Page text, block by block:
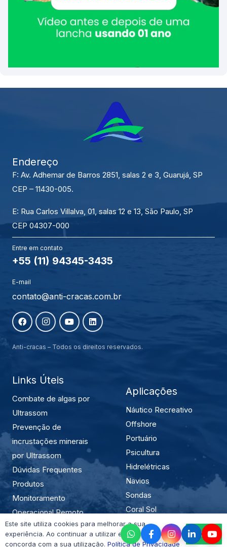
Endereço
F: Av. Adhemar de Barros 2851, salas 2 e 3, Guarujá, SP
CEP – 11430-005.
E: Rua Carlos Villalva, 01, salas 12 e 13, São Paulo, SP
CEP 04307-000
Entre em contato
+55 (11) 94345-3435
E-mail
contato@anti-cracas.com.br
Anti-cracas – Todos os direitos reservados.
Links Úteis
Combate de algas por
Ultrassom
Prevenção de
incrustações minerais
por Ultrassom
Dúvidas Frequentes
Produtos
Monitoramento
Operacional Remoto
Políticas de Privacidade
Aplicações
Náutico Recreativo
Offshore
Portuário
Psicultura
Hidrelétricas
Navios
Sondas
Coral Sol
Mexilhão Dourado
Este site utiliza cookies para melhorar a sua
experiência. Ao continuar a utilizar este site, você
concorda com a sua utilização. Política de Privacidade
Ok